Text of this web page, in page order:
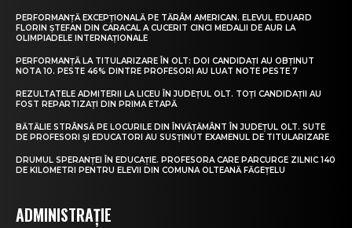
PERFORMANȚĂ EXCEPȚIONALĂ PE TĂRÂM AMERICAN. ELEVUL EDUARD
FLORIN ȘTEFAN DIN CARACAL A CUCERIT CINCI MEDALII DE AUR LA
OLIMPIADELE INTERNAȚIONALE
PERFORMANȚĂ LA TITULARIZARE ÎN OLT: DOI CANDIDAȚI AU OBȚINUT
NOTA 10. PESTE 46% DINTRE PROFESORI AU LUAT NOTE PESTE 7
REZULTATELE ADMITERII LA LICEU ÎN JUDEȚUL OLT. TOȚI CANDIDAȚII AU
FOST REPARTIZAȚI DIN PRIMA ETAPĂ
BĂTĂLIE STRÂNSĂ PE LOCURILE DIN ÎNVĂȚĂMÂNT ÎN JUDEȚUL OLT. SUTE
DE PROFESORI ȘI EDUCATORI AU SUSȚINUT EXAMENUL DE TITULARIZARE
DRUMUL SPERANȚEI ÎN EDUCAȚIE. PROFESORA CARE PARCURGE ZILNIC 140
DE KILOMETRI PENTRU ELEVII DIN COMUNA OLTEANĂ FĂGEȚELU
ADMINISTRAȚIE